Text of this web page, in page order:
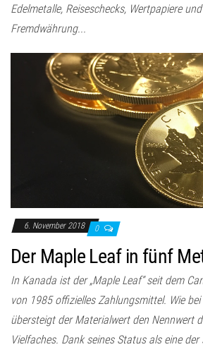
Edelmetalle, Reiseschecks, Wertpapiere
Fremdwährung...
6. November 2018 0
Der Maple Leaf in fünf
In Kanada ist der „Maple Leaf“ seit dem
von 1985 offizielles Zahlungsmittel. Wie
übersteigt der Materialwert den Nennwert
Vielfaches. Dank seines Status als eine der